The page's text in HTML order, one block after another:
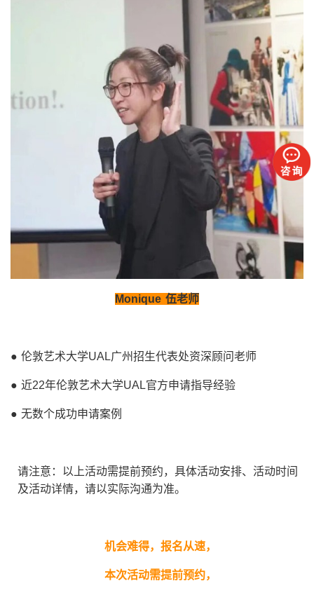
Monique 伍老师
● 伦敦艺术大学UAL广州招生代表处资深顾问老师
● 近22年伦敦艺术大学UAL官方申请指导经验
● 无数个成功申请案例
请注意：以上活动需提前预约，具体活动安排、活动时间
及活动详情，请以实际沟通为准。
机会难得，报名从速，
本次活动需提前预约，